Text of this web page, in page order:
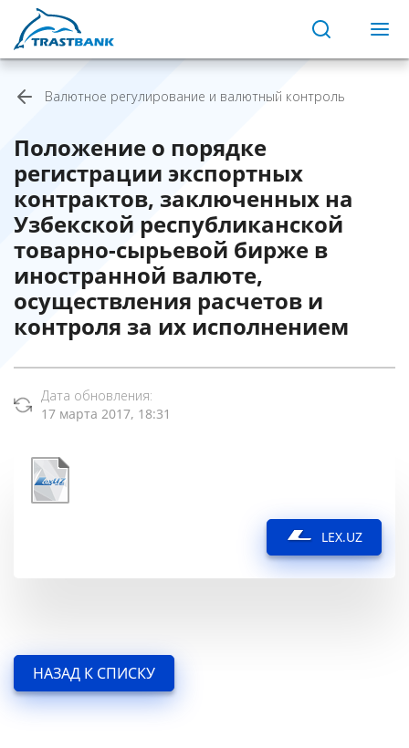
Валютное регулирование и валютный контроль
Положение о порядке
регистрации экспортных
контрактов, заключенных на
Узбекской республиканской
товарно-сырьевой бирже в
иностранной валюте,
осуществления расчетов и
контроля за их исполнением
Дата обновления:
17 марта 2017, 18:31
LEX.UZ
НАЗАД К СПИСКУ